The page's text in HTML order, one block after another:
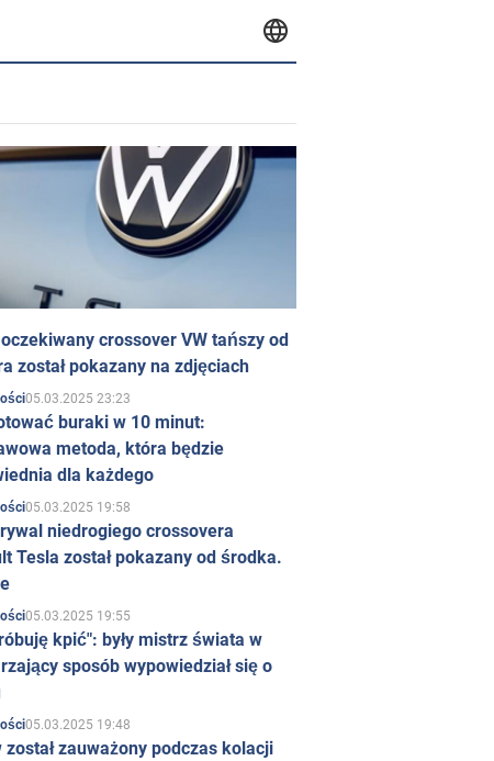
oczekiwany crossover VW tańszy od
został pokazany na zdjęciach
05.03.2025 23:23
buraki w 10 minut:
metoda, która będzie
dla każdego
05.03.2025 19:58
niedrogiego crossovera
Tesla został pokazany od środka.
05.03.2025 19:55
kpić": były mistrz świata w
sposób wypowiedział się o
05.03.2025 19:48
został zauważony podczas kolacji